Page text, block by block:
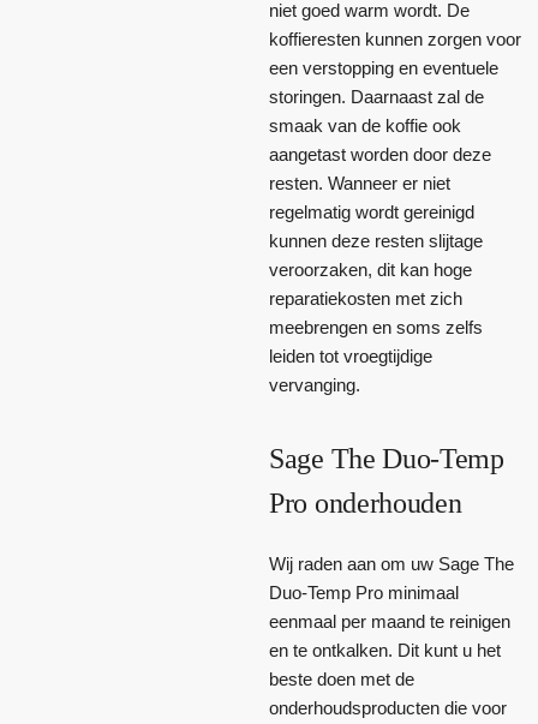
niet goed warm wordt. De
koffieresten kunnen zorgen voor
een verstopping en eventuele
storingen. Daarnaast zal de
smaak van de koffie ook
aangetast worden door deze
resten. Wanneer er niet
regelmatig wordt gereinigd
kunnen deze resten slijtage
veroorzaken, dit kan hoge
reparatiekosten met zich
meebrengen en soms zelfs
leiden tot vroegtijdige
vervanging.
Sage The Duo-Temp
Pro onderhouden
Wij raden aan om uw Sage The
Duo-Temp Pro minimaal
eenmaal per maand te reinigen
en te ontkalken. Dit kunt u het
beste doen met de
onderhoudsproducten die voor